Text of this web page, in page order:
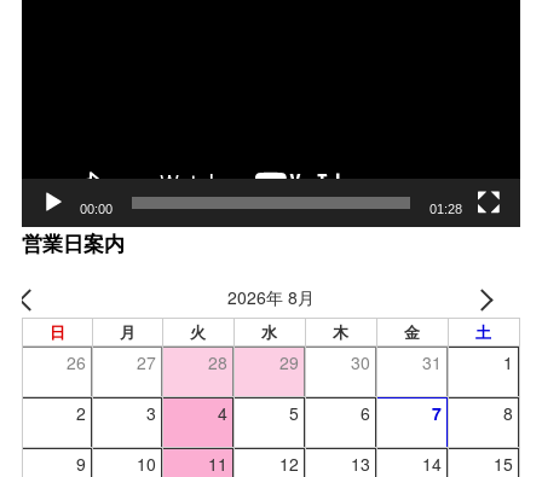
00:00 01:28
営業日案内
2026年 8月
日 月 火 水 木 金 土
26 27 28 29 30 31 1
2 3 4 5 6 7 8
9 10 11 12 13 14 15